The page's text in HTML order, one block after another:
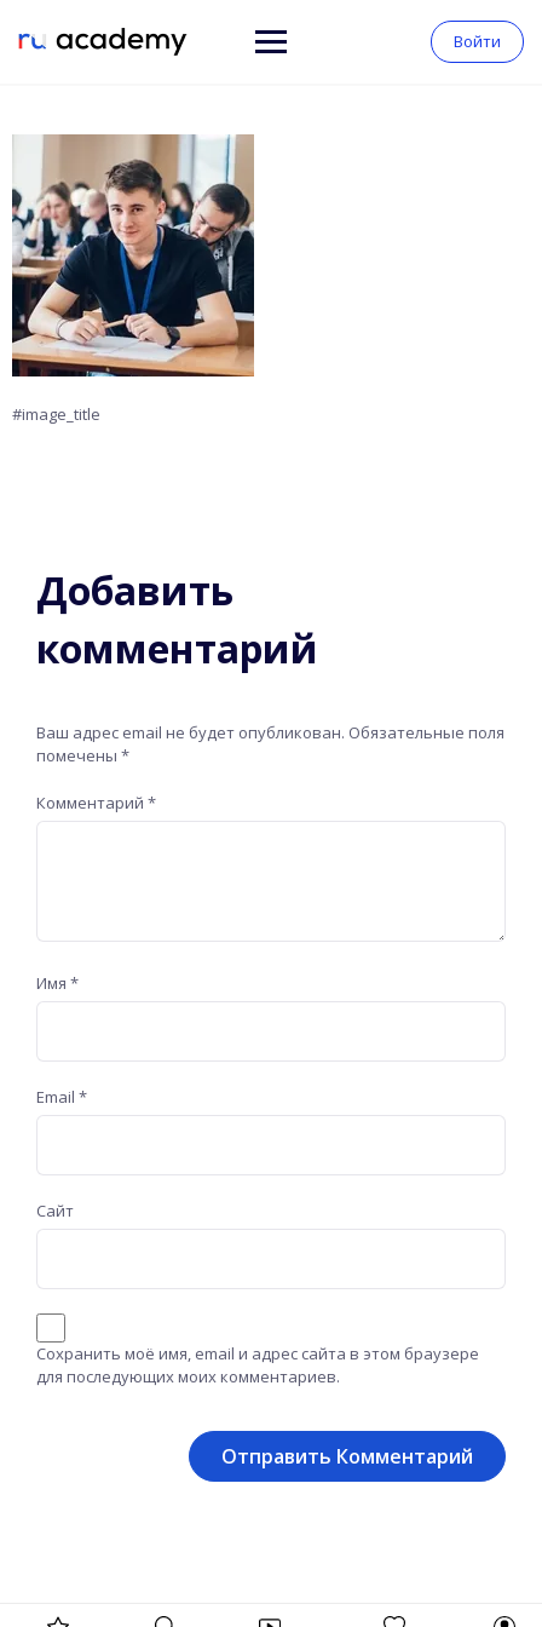
Войти
#image_title
Добавить
комментарий
Ваш адрес email не будет опубликован. Обязательные поля
помечены *
Комментарий *
Имя *
Email *
Сайт
Сохранить моё имя, email и адрес сайта в этом браузере
для последующих моих комментариев.